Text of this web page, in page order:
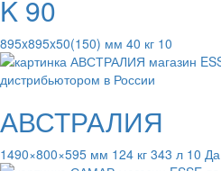
K 90
895x895x50(150) мм 40 кг 10
АВСТРАЛИЯ
1490×800×595 мм 124 кг 343 л 10 Да